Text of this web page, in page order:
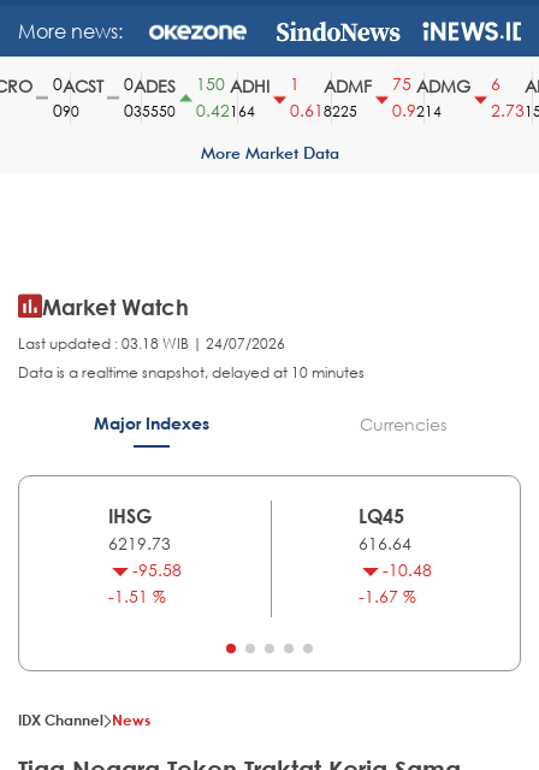
More news:
ACST
90
ADES
35550
150
0.42
ADHI
164
0.61
ADMF
8225
75
0.9
ADMG
214
2.73
More Market Data
Market Watch
Last updated : 03.18 WIB | 24/07/2026
Data is a realtime snapshot, delayed at 10 minutes
Major Indexes Currencies
IHSG
6219.73
-95.58
-1.51 %
LQ45
616.64
-10.48
-1.67 %
IDX Channel News